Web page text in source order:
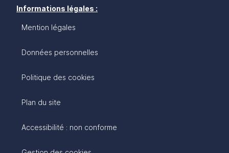
Informations légales :
Mention légales
Données personnelles
Politique des cookies
Plan du site
Accessibilité : non conforme